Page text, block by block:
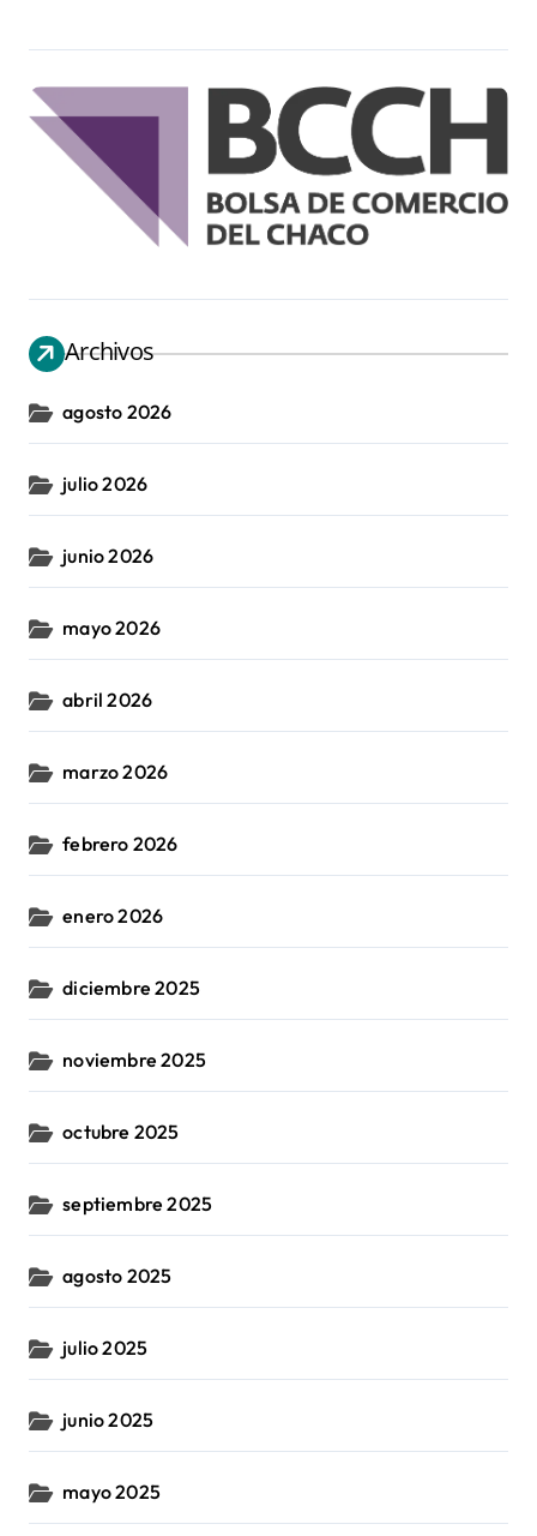
Archivos
agosto 2026
julio 2026
junio 2026
mayo 2026
abril 2026
marzo 2026
febrero 2026
enero 2026
diciembre 2025
noviembre 2025
octubre 2025
septiembre 2025
agosto 2025
julio 2025
junio 2025
mayo 2025